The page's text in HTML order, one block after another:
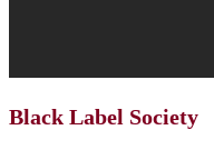
Black Label Society